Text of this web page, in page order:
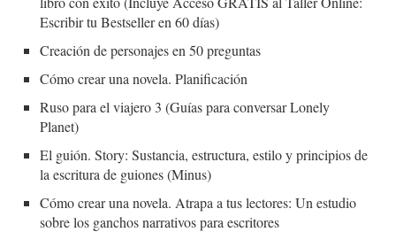
Escribir tu Bestseller en 60 días)
Creación de personajes en 50 preguntas
Cómo crear una novela. Planificación
Ruso para el viajero 3 (Guías para conversar Lonely
Planet)
El guión. Story: Sustancia, estructura, estilo y principios de
la escritura de guiones (Minus)
Cómo crear una novela. Atrapa a tus lectores: Un estudio
sobre los ganchos narrativos para escritores